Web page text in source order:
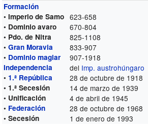
Formación
• Imperio de Samo
• Dominio avaro
• Pdo. de Nitra
•Gran Moravia
• Dominio magiar
Independencia
• 1.ª República
• 1.ª Secesión
• Unificación
• Federación
• Secesión
623-658
670-804
825-1108
833-907
907-1918
del Imp. austrohúngaro
28 de octubre de 1918
14 de marzo de 1939
4 de abril de 1945
28 de octubre de 1968
1 de enero de 1993